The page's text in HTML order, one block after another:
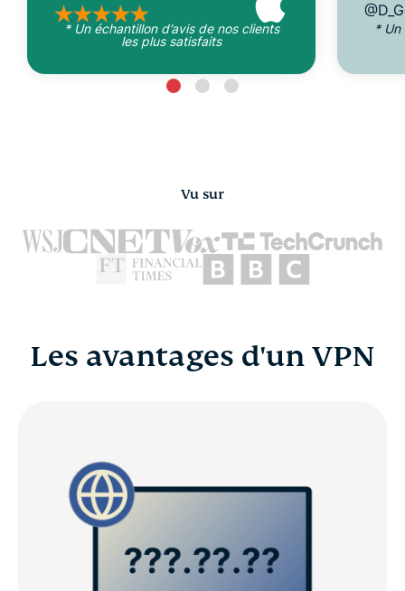
* Un échantillon d’avis de nos clients
les plus satisfaits
* Un
Vu sur
Les avantages d'un VPN